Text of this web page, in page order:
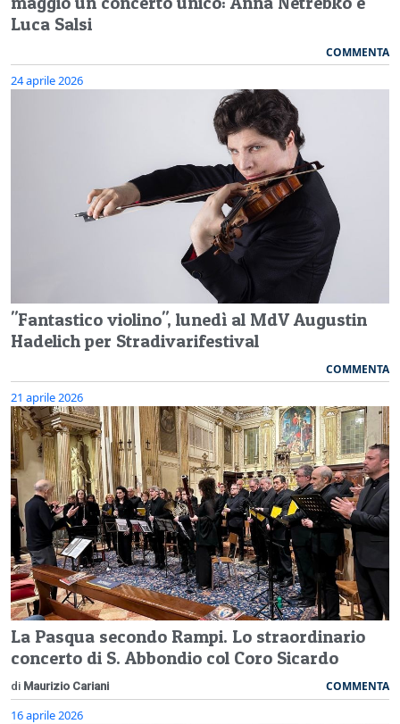
Luca Salsi
COMMENTA
24 aprile 2026
"Fantastico violino", lunedì al MdV Augustin
Hadelich per Stradivarifestival
COMMENTA
21 aprile 2026
La Pasqua secondo Rampi. Lo straordinario
concerto di S. Abbondio col Coro Sicardo
di Maurizio Cariani COMMENTA
16 aprile 2026